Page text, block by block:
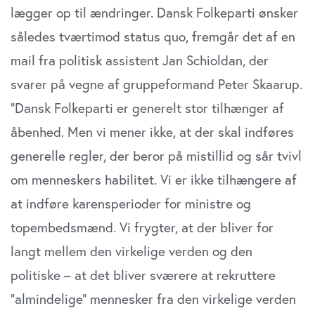
lægger op til ændringer. Dansk Folkeparti ønsker
således tværtimod status quo, fremgår det af en
mail fra politisk assistent Jan Schioldan, der
svarer på vegne af gruppeformand Peter Skaarup.
”Dansk Folkeparti er generelt stor tilhænger af
åbenhed. Men vi mener ikke, at der skal indføres
generelle regler, der beror på mistillid og sår tvivl
om menneskers habilitet. Vi er ikke tilhængere af
at indføre karensperioder for ministre og
topembedsmænd. Vi frygter, at der bliver for
langt mellem den virkelige verden og den
politiske – at det bliver sværere at rekruttere
”almindelige” mennesker fra den virkelige verden